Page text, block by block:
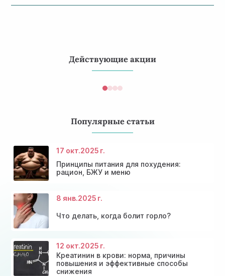
Действующие акции
Скидки и акции на массаж в Киеве
Консультация эндокринолога и диагностика
щитовидной железы
Диагностика щитовидной железы
Акция: 20% скидки на консультации врачей!
Популярные статьи
17 окт.2025 г.
Принципы питания для похудения:
рацион, БЖУ и меню
8 янв.2025 г.
Что делать, когда болит горло?
12 окт.2025 г.
Креатинин в крови: норма, причины
повышения и эффективные способы
снижения